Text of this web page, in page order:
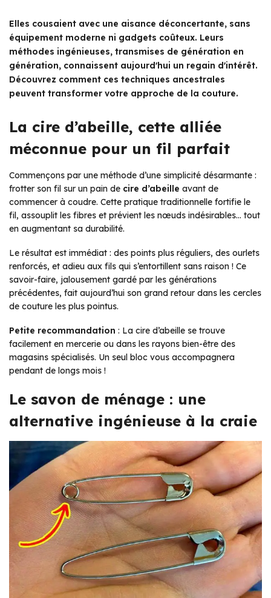
Elles cousaient avec une aisance déconcertante, sans
équipement moderne ni gadgets coûteux. Leurs
méthodes ingénieuses, transmises de génération en
génération, connaissent aujourd'hui un regain d'intérêt.
Découvrez comment ces techniques ancestrales
peuvent transformer votre approche de la couture.
La cire d’abeille, cette alliée
méconnue pour un fil parfait
Commençons par une méthode d’une simplicité désarmante :
frotter son fil sur un pain de cire d’abeille avant de
commencer à coudre. Cette pratique traditionnelle fortifie le
fil, assouplit les fibres et prévient les nœuds indésirables… tout
en augmentant sa durabilité.
Le résultat est immédiat : des points plus réguliers, des ourlets
renforcés, et adieu aux fils qui s’entortillent sans raison ! Ce
savoir-faire, jalousement gardé par les générations
précédentes, fait aujourd’hui son grand retour dans les cercles
de couture les plus pointus.
Petite recommandation : La cire d’abeille se trouve
facilement en mercerie ou dans les rayons bien-être des
magasins spécialisés. Un seul bloc vous accompagnera
pendant de longs mois !
Le savon de ménage : une
alternative ingénieuse à la craie